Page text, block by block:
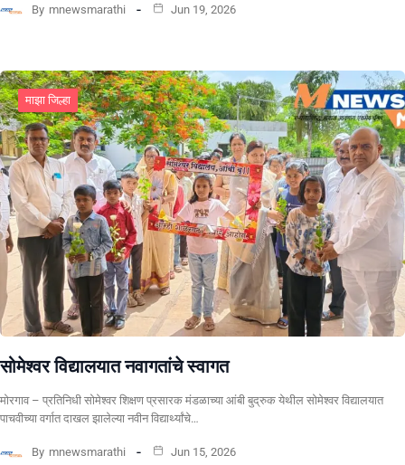
By mnewsmarathi Jun 19, 2026
माझा जिल्हा
सोमेश्वर विद्यालयात नवागतांचे स्वागत
मोरगाव – प्रतिनिधी सोमेश्वर शिक्षण प्रसारक मंडळाच्या आंबी बुद्रुक येथील सोमेश्वर विद्यालयात
पाचवीच्या वर्गात दाखल झालेल्या नवीन विद्यार्थ्यांचे…
By mnewsmarathi Jun 15, 2026